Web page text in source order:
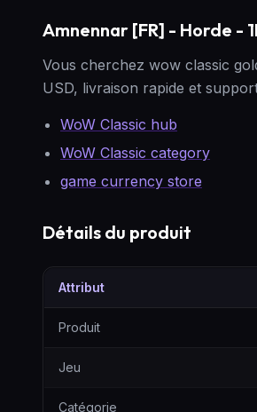
Amnennar [FR] - Horde -
Vous cherchez wow classic
USD, livraison rapide et
WoW Classic hub
WoW Classic category
game currency store
Détails du produit
Attribut
Produit
Jeu
Catégorie